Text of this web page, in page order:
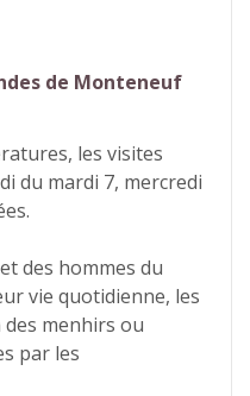
de Monteneuf
les visites
du mardi 7, mercredi
des hommes du
vie quotidienne, les
menhirs ou
par les